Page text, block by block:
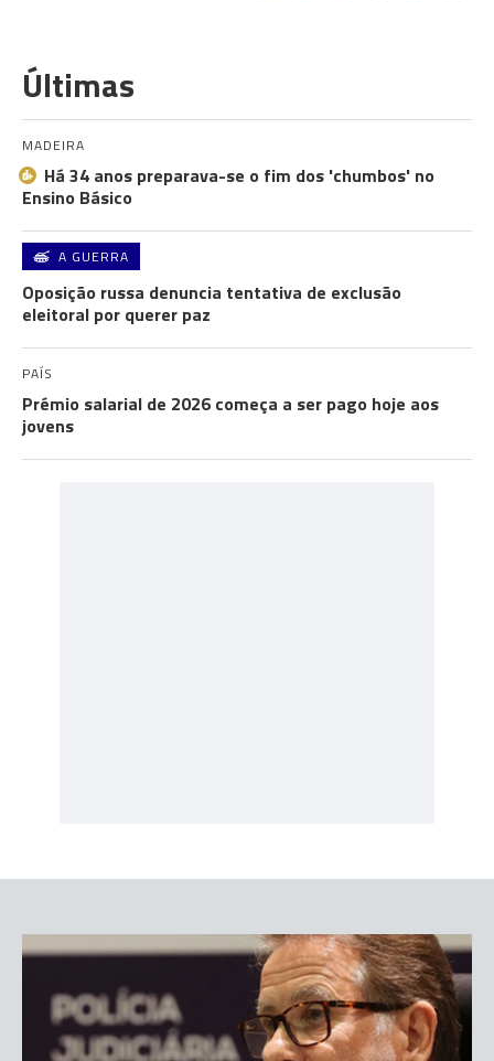
Últimas
MADEIRA
Há 34 anos preparava-se o fim dos 'chumbos' no
Ensino Básico
A GUERRA
Oposição russa denuncia tentativa de exclusão
eleitoral por querer paz
PAÍS
Prémio salarial de 2026 começa a ser pago hoje aos
jovens